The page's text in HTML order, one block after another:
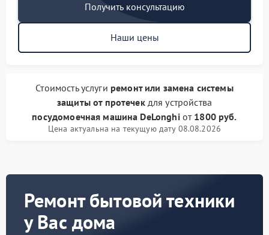
Получить консультацию
Наши цены
Стоимость услуги ремонт или замена системы
защиты от протечекдля устройства
посудомоечная машина DeLonghiот 1800 руб.
Цена актуальна на текущую дату 08.08.2026
Ремонт бытовой техники
у Вас дома